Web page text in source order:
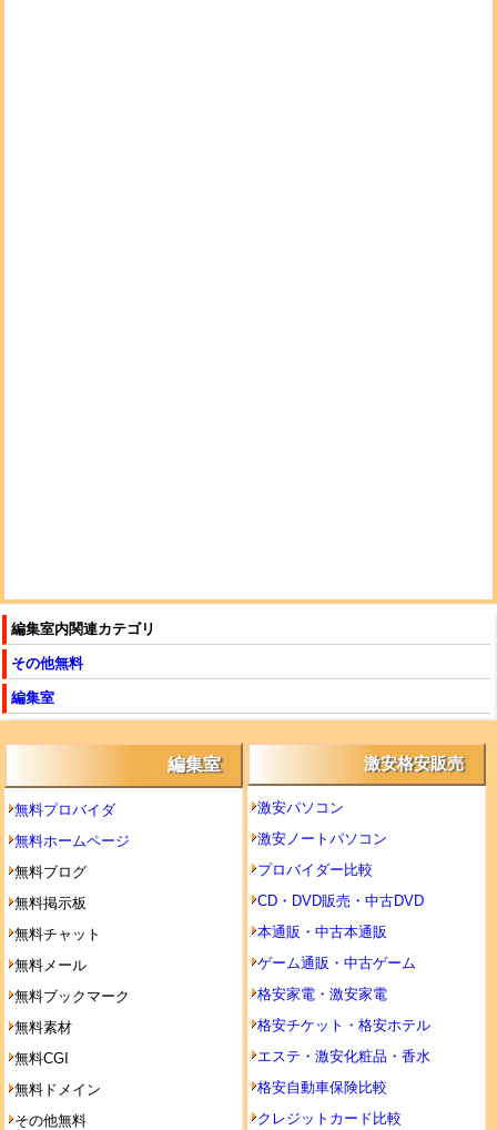
編集室内関連カテゴリ
その他無料
編集室
編集室
無料プロバイダ
無料ホームページ
無料ブログ
無料掲示板
無料チャット
無料メール
無料ブックマーク
無料素材
無料CGI
無料ドメイン
その他無料
激安格安販売
激安パソコン
激安ノートパソコン
プロバイダー比較
CD・DVD販売・中古DVD
本通販・中古本通販
ゲーム通販・中古ゲーム
格安家電・激安家電
格安チケット・格安ホテル
エステ・激安化粧品・香水
格安自動車保険比較
クレジットカード比較